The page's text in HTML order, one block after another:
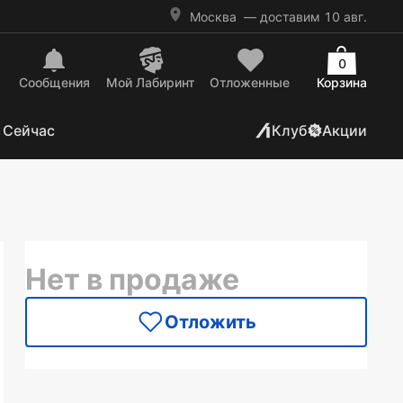
Москва — доставим 10 авг.
Сообщения Mой Лабиринт Отложенные Корзина
0
Клуб Акции
Нет в продаже
Отложить